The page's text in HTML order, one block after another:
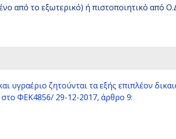
από το εξωτερικό) ή πιστοποιητικό από
ζητούνται τα εξής επιπλέον
ΦΕΚ4856/ 29-12-2017, άρθρο 9: